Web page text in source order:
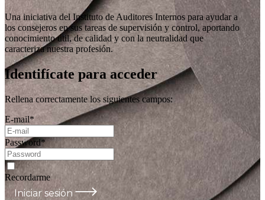
Una iniciativa del Instituto de Auditores Internos para ayudar a
los consejeros en sus tareas de supervisión y control, aportando
conocimiento útil, de calidad y con la neutralidad que
caracteriza nuestra profesión.
Identifícate para acceder
Rellena correctamente los siguientes campos:
E-mail*
Password*
Recordarme
Iniciar sesión